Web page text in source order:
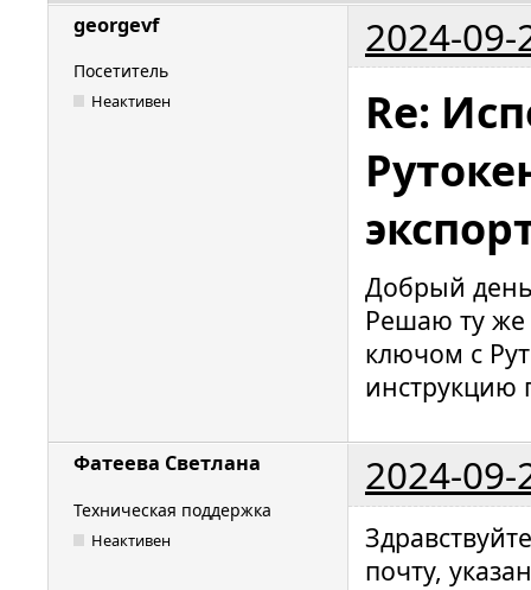
georgevf 2024-09-
Посетитель
Неактивен
Re:
Добрый
Решаю ту же
ключом с
инструкцию
Фатеева Светлана 2024-09-
Техническая поддержка
Неактивен
почту,